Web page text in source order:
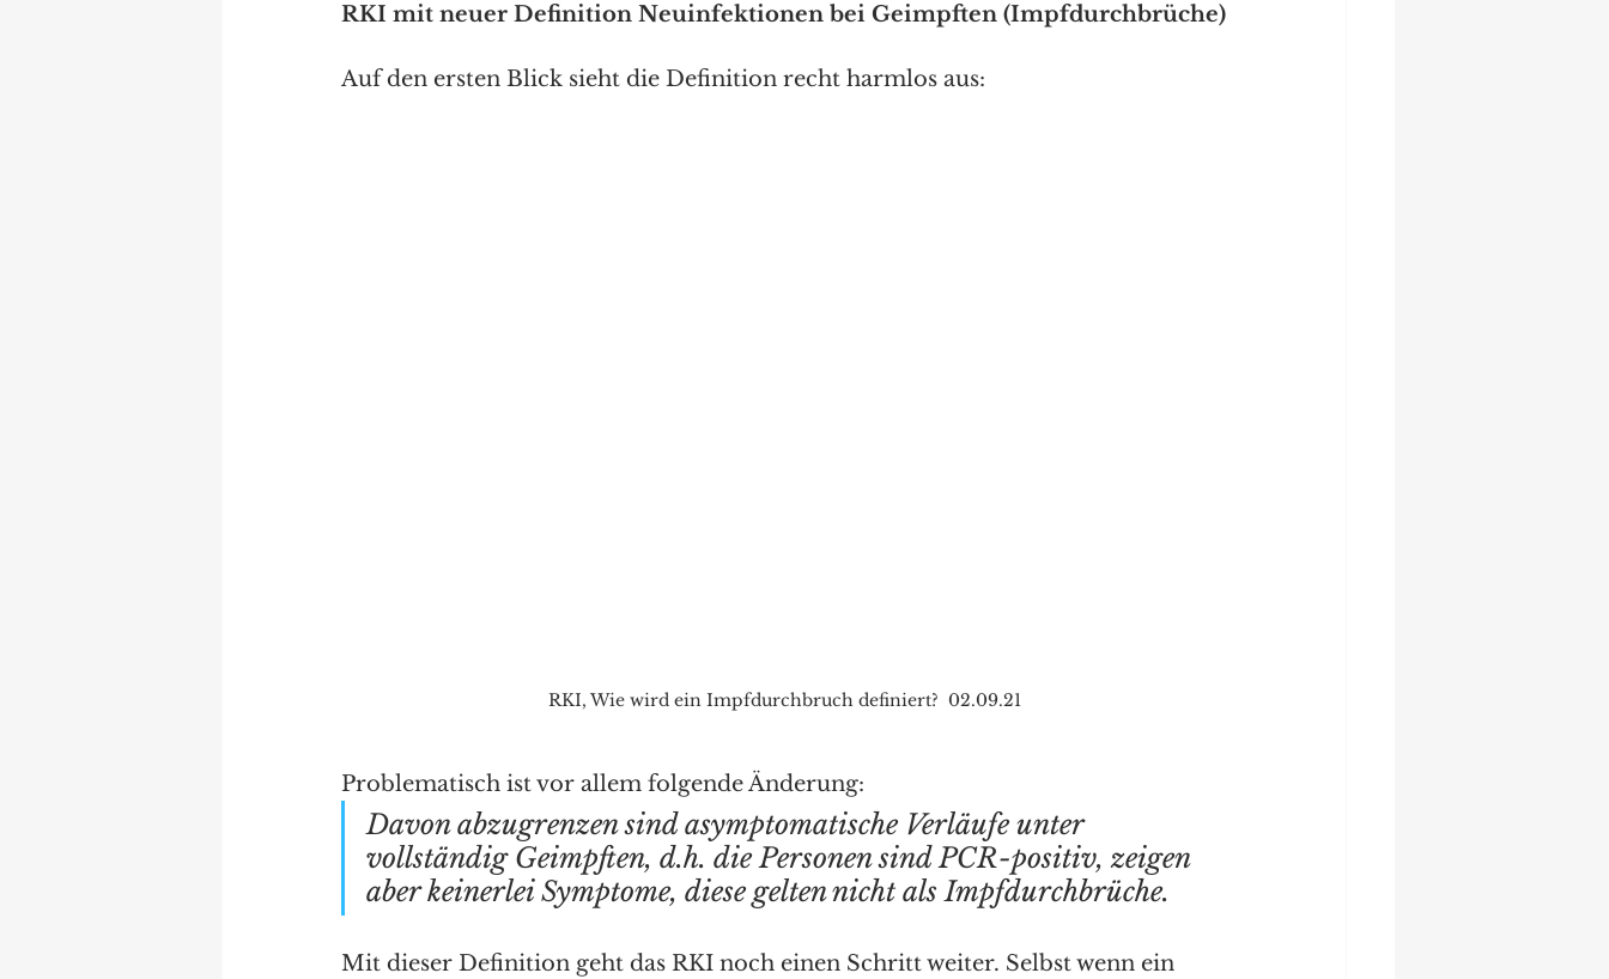
RKI mit neuer Definition Neuinfektionen bei Geimpften (Impfdurchbrüche)
Auf den ersten Blick sieht die Definition recht harmlos aus:
RKI, Wie wird ein Impfdurchbruch definiert?  02.09.21
Problematisch ist vor allem folgende Änderung:
Davon abzugrenzen sind asymptomatische Verläufe unter
vollständig Geimpften, d.h. die Personen sind PCR-positiv, zeigen
aber keinerlei Symptome, diese gelten nicht als Impfdurchbrüche.
Mit dieser Definition geht das RKI noch einen Schritt weiter. Selbst wenn ein